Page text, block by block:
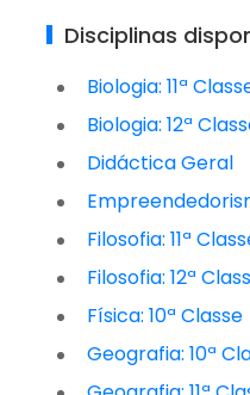
Disciplinas
Biologia: 11ª
Biologia: 12ª
Didáctica Geral
Filosofia: 11ª
Filosofia: 12ª
Física: 10ª Classe
Geografia: 10ª